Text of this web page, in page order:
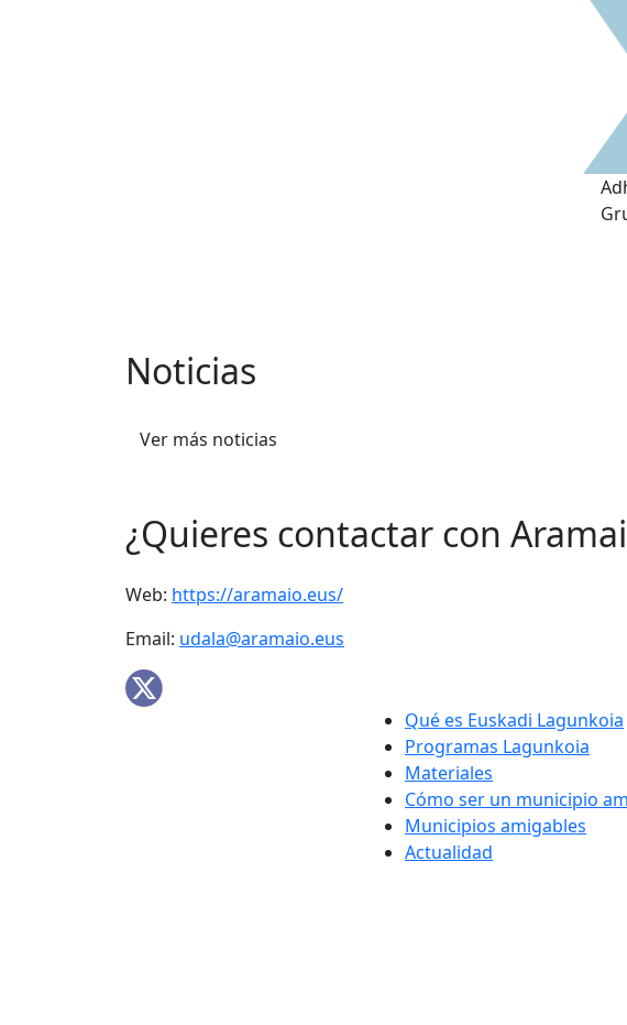
Noticias
Ver más noticias
¿Quieres contactar con
Web: https://aramaio.eus/
Email: udala@aramaio.eus
Qué es Euskadi Lagunkoia
Programas Lagunkoia
Materiales
Cómo ser un municipio
Municipios amigables
Actualidad